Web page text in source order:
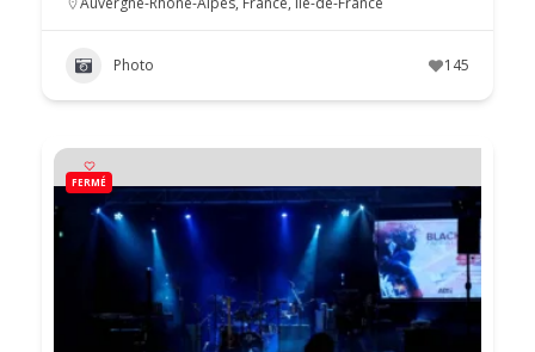
Photo 145
FERMÉ